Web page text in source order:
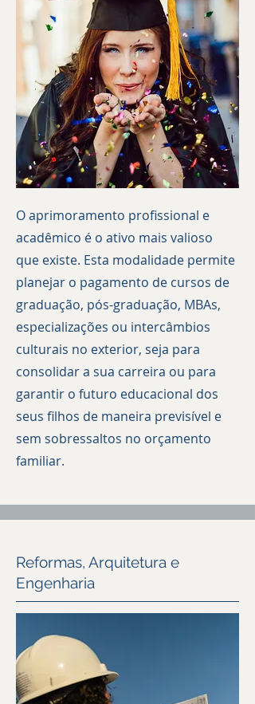
O aprimoramento profissional e
acadêmico é o ativo mais valioso
que existe. Esta modalidade permite
planejar o pagamento de cursos de
graduação, pós-graduação, MBAs,
especializações ou intercâmbios
culturais no exterior, seja para
consolidar a sua carreira ou para
garantir o futuro educacional dos
seus filhos de maneira previsível e
sem sobressaltos no orçamento
familiar.
Reformas, Arquitetura e
Engenharia